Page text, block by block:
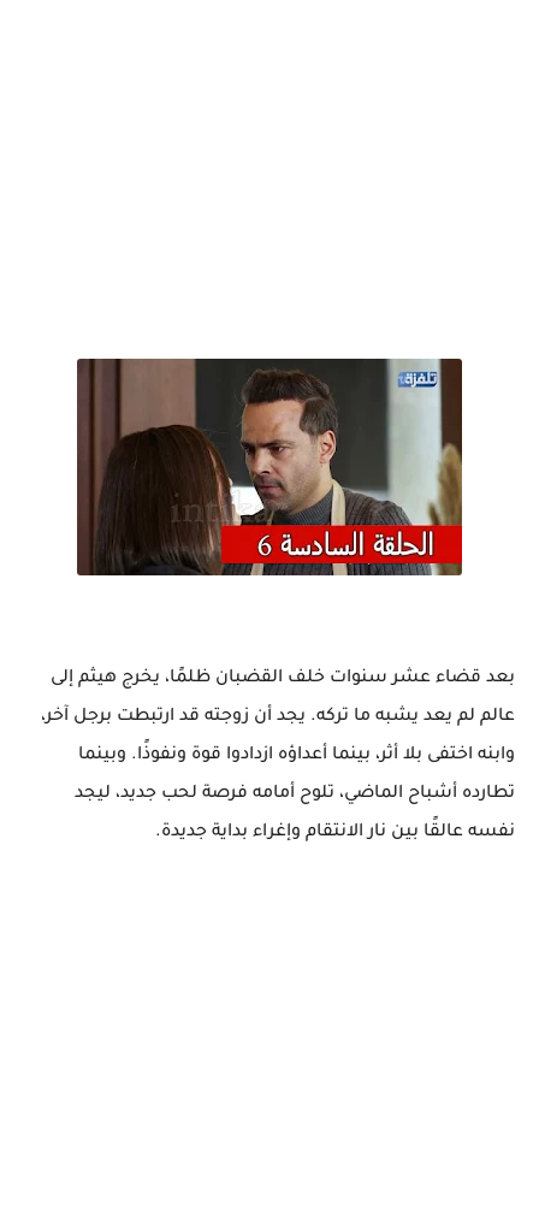
بعد قضاء عشر سنوات خلف القضبان ظلمًا، يخرج هيثم إلى
عالم لم يعد يشبه ما تركه. يجد أن زوجته قد ارتبطت برجل آخر،
وابنه اختفى بلا أثر، بينما أعداؤه ازدادوا قوة ونفوذًا. وبينما
تطارده أشباح الماضي، تلوح أمامه فرصة لحب جديد، ليجد
نفسه عالقًا بين نار الانتقام وإغراء بداية جديدة.